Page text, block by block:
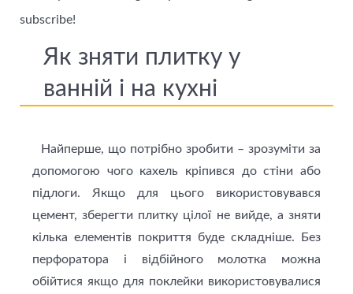
subscribe!
Як зняти плитку у
ванній і на кухні
Найперше, що потрібно зробити – зрозуміти за
допомогою чого кахель кріпився до стіни або
підлоги. Якщо для цього використовувався
цемент, зберегти плитку цілої не вийде, а зняти
кілька елементів покриття буде складніше. Без
перфоратора і відбійного молотка можна
обійтися якщо для поклейки використовувалися